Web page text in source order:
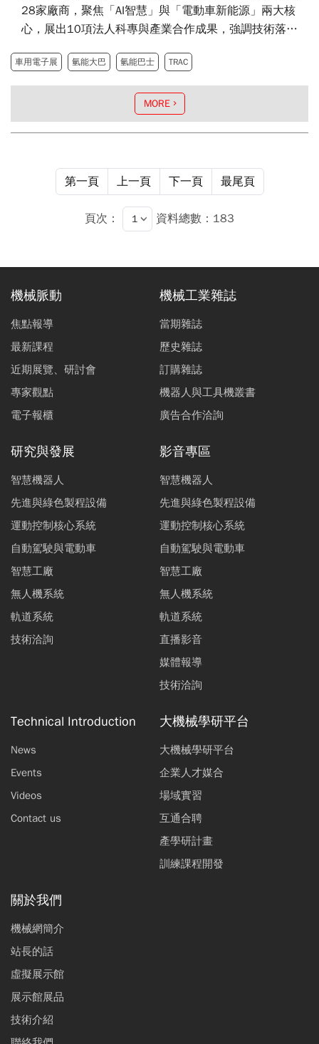
28家廠商，聚焦「AI智慧」與「電動車新能源」兩大核
心，展出10項法人科專與產業合作成果，強調技術落
與綠色運輸的國際競爭力。
車用電子展 氫能大巴 氫能巴士 TRAC
MORE
第一頁 上一頁 下一頁 最尾頁
頁次： 資料總數：183
機械脈動
焦點報導
最新課程
近期展覽、研討會
專家觀點
電子報櫃
機械工業雜誌
當期雜誌
歷史雜誌
訂購雜誌
機器人與工具機叢書
廣告合作洽詢
研究與發展
智慧機器人
先進與綠色製程設備
運動控制核心系統
自動駕駛與電動車
智慧工廠
無人機系統
軌道系統
技術洽詢
影音專區
智慧機器人
先進與綠色製程設備
運動控制核心系統
自動駕駛與電動車
智慧工廠
無人機系統
軌道系統
直播影音
媒體報導
技術洽詢
Technical Introduction
News
Events
Videos
Contact us
大機械學研平台
大機械學研平台
企業人才媒合
場域實習
互通合聘
產學研計畫
訓練課程開發
關於我們
機械網簡介
站長的話
虛擬展示館
展示館展品
技術介紹